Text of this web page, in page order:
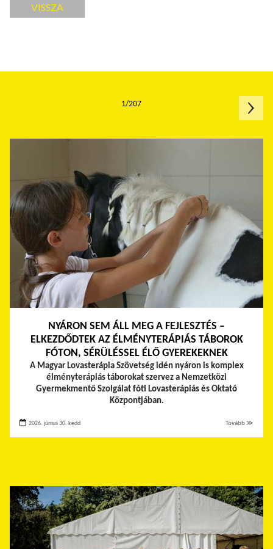
VISSZA
NYÁRON SEM ÁLL MEG A FEJLESZTÉS –
ELKEZDŐDTEK AZ ÉLMÉNYTERÁPIÁS TÁBOROK
FÓTON, SÉRÜLÉSSEL ÉLŐ GYEREKEKNEK
A Magyar Lovasterápia Szövetség idén nyáron is komplex
élményterápiás táborokat szervez a Nemzetközi
Gyermekmentő Szolgálat fóti Lovasterápiás és Oktató
Központjában.
2026. június 30. kedd Tovább ≫
1/207